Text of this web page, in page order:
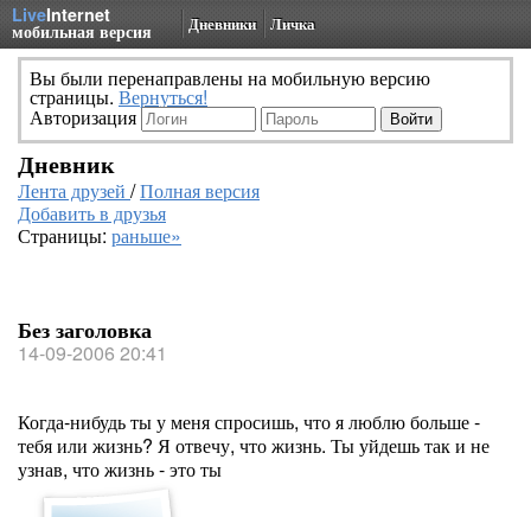
LiveInternet
мобильная версия Дневники Личка
Вы были перенаправлены на мобильную версию
страницы. Вернуться!
Авторизация
Дневник
Лента друзей /Полная версия
Добавить в друзья
Страницы: раньше»
Без заголовка
14-09-2006 20:41
Когда-нибудь ты у меня спросишь, что я люблю больше -
тебя или жизнь? Я отвечу, что жизнь. Ты уйдешь так и не
узнав, что жизнь - это ты